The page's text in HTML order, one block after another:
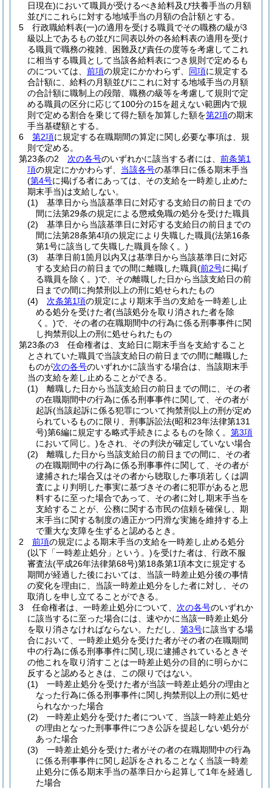
日現在)において職員が受けるべき給料及び扶養手当の月額
並びにこれらに対する地域手当の月額の合計額とする。
5
行政職給料表(一)の適用を受ける職員でその職務の級が3
級以上であるもの並びに同表以外の各給料表の適用を受け
る職員で職務の複雑、困難及び責任の度等を考慮してこれ
に相当する職員として当該各給料表につき規則で定めるも
のについては、 前項の規定にかかわらず、 同項に規定する
合計額に、給料の月額並びにこれに対する地域手当の月額
の合計額に職制上の段階、職務の級等を考慮して規則で定
める職員の区分に応じて100分の15を超えない範囲内で規
則で定める割合を乗じて得た額を加算した額を第2項の期末
手当基礎額とする。
6
第2項に規定する在職期間の算定に関し必要な事項は、規
則で定める。
第23条の2
次の各号のいずれかに該当する者には、 前条第1
項の規定にかかわらず、 当該各号の基準日に係る期末手当
(第4号に掲げる者にあっては、その支給を一時差し止めた
期末手当)は支給しない。
(1)
基準日から当該基準日に対応する支給日の前日までの
間に法第29条の規定による懲戒免職の処分を受けた職員
(2)
基準日から当該基準日に対応する支給日の前日までの
間に法第28条第4項の規定により失職した職員(法第16条
第1号に該当して失職した職員を除く。)
(3)
基準日前1箇月以内又は基準日から当該基準日に対応
する支給日の前日までの間に離職した職員(前2号に掲げ
る職員を除く。)で、その離職した日から当該支給日の前
日までの間に拘禁刑以上の刑に処せられたもの
(4)
次条第1項の規定により期末手当の支給を一時差し止
める処分を受けた者(当該処分を取り消された者を除
く。)で、その者の在職期間中の行為に係る刑事事件に関
し拘禁刑以上の刑に処せられたもの
第23条の3
任命権者は、支給日に期末手当を支給すること
とされていた職員で当該支給日の前日までの間に離職した
ものが次の各号のいずれかに該当する場合は、当該期末手
当の支給を差し止めることができる。
(1)
離職した日から当該支給日の前日までの間に、その者
の在職期間中の行為に係る刑事事件に関して、その者が
起訴(当該起訴に係る犯罪について拘禁刑以上の刑が定め
られているものに限り、刑事訴訟法(昭和23年法律第131
号)第6編に規定する略式手続きによるものを除く。 第3項
において同じ。)をされ、その判決が確定していない場合
(2)
離職した日から当該支給日の前日までの間に、その者
の在職期間中の行為に係る刑事事件に関して、その者が
逮捕された場合又はその者から聴取した事項若しくは調
査により判明した事実に基づきその者に犯罪があると思
料するに至った場合であって、その者に対し期末手当を
支給することが、公務に関する市民の信頼を確保し、期
末手当に関する制度の適正かつ円滑な実施を維持する上
で重大な支障を生ずると認めるとき。
2
前項の規定による期末手当の支給を一時差し止める処分
(以下「一時差止処分」という。)を受けた者は、行政不服
審査法(平成26年法律第68号)第18条第1項本文に規定する
期間が経過した後においては、当該一時差止処分後の事情
の変化を理由に、当該一時差止処分をした者に対し、その
取消しを申し立てることができる。
3
任命権者は、一時差止処分について、 次の各号のいずれか
に該当するに至った場合には、速やかに当該一時差止処分
を取り消さなければならない。 ただし、 第3号に該当する場
合において、一時差止処分を受けた者がその者の在職期間
中の行為に係る刑事事件に関し現に逮捕されているときそ
の他これを取り消すことは一時差止処分の目的に明らかに
反すると認めるときは、この限りではない。
(1)
一時差止処分を受けた者が当該一時差止処分の理由と
なった行為に係る刑事事件に関し拘禁刑以上の刑に処せ
られなかった場合
(2)
一時差止処分を受けた者について、当該一時差止処分
の理由となった刑事事件につき公訴を提起しない処分が
あった場合
(3)
一時差止処分を受けた者がその者の在職期間中の行為
に係る刑事事件に関し起訴をされることなく当該一時差
止処分に係る期末手当の基準日から起算して1年を経過し
た場合